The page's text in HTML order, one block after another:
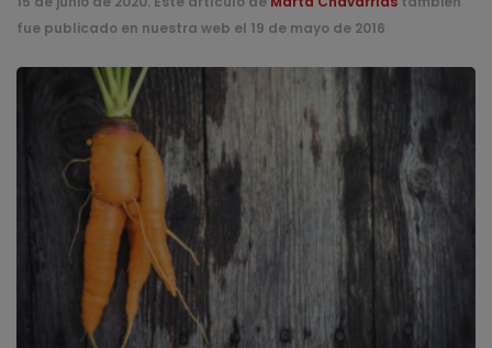
fue publicado en nuestra web el 19 de mayo de 2016